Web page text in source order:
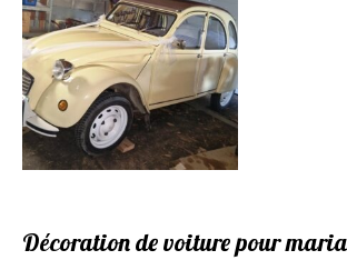
Décoration de voiture pour